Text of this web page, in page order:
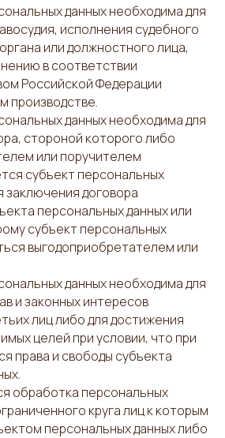
данных необходима для
исполнения судебного
или должностного лица,
в соответствии
Российской Федерации
производстве.
данных необходима для
стороной которого либо
или поручителем
субъект персональных
заключения договора
персональных данных или
субъект персональных
выгодоприобретателем или
данных необходима для
и законных интересов
лиц либо для достижения
целей при условии, что при
права и свободы субъекта
обработка персональных
круга лиц к которым
персональных данных либо